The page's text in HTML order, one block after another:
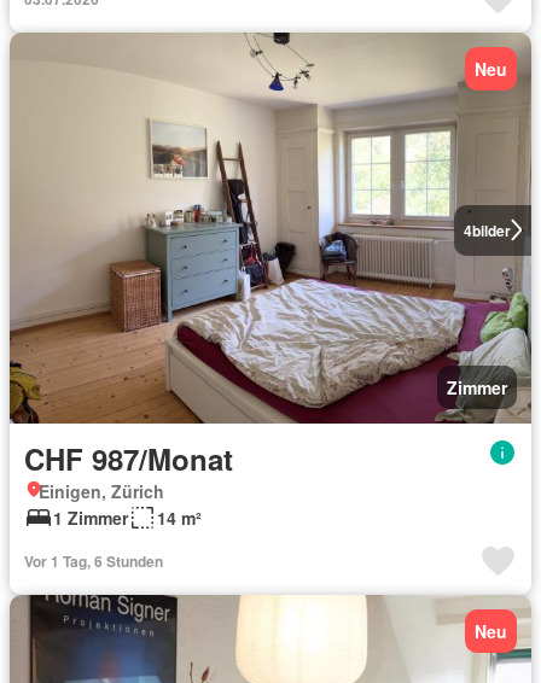
4bilder
Neu
Zimmer
CHF 987/Monat
Einigen, Zürich
1 Zimmer
14 m²
Vor 1 Tag, 6 Stunden
Neu